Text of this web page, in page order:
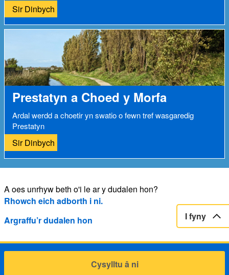
Sir Dinbych
Prestatyn a Choed y Morfa
Ardal werdd a choetir yn swatio o fewn tref wasgaredig
Prestatyn
Sir Dinbych
A oes unrhyw beth o'i le ar y dudalen hon?
Rhowch eich adborth i ni.
Argraffu’r dudalen hon
I fyny
Cysylltu â ni